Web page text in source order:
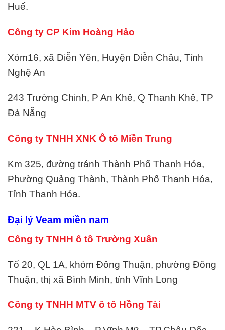
Huế.
Công ty CP Kim Hoàng Hảo
Xóm16, xã Diễn Yên, Huyện Diễn Châu, Tỉnh
Nghệ An
243 Trường Chinh, P An Khê, Q Thanh Khê, TP
Đà Nẵng
Công ty TNHH XNK Ô tô Miền Trung
Km 325, đường tránh Thành Phố Thanh Hóa,
Phường Quảng Thành, Thành Phố Thanh Hóa,
Tỉnh Thanh Hóa.
Đại lý Veam miền nam
Công ty TNHH ô tô Trường Xuân
Tổ 20, QL 1A, khóm Đông Thuận, phường Đông
Thuận, thị xã Bình Minh, tỉnh Vĩnh Long
Công ty TNHH MTV ô tô Hồng Tài